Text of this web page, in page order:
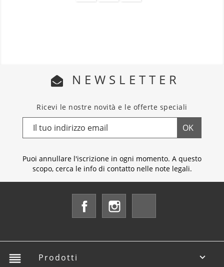
NEWSLETTER
Ricevi le nostre novità e le offerte speciali
Puoi annullare l'iscrizione in ogni momento. A questo
scopo, cerca le info di contatto nelle note legali.
Facebook
reorder Prodotti 